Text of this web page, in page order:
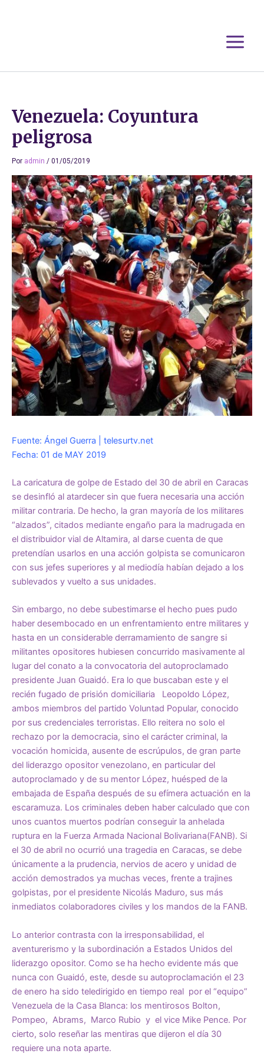
Venezuela: Coyuntura
peligrosa
Por admin / 01/05/2019
Fuente: Ángel Guerra | telesurtv.net
Fecha: 01 de MAY 2019
La caricatura de golpe de Estado del 30 de abril en Caracas
se desinfló al atardecer sin que fuera necesaria una acción
militar contraria. De hecho, la gran mayoría de los militares
“alzados”, citados mediante engaño para la madrugada en
el distribuidor vial de Altamira, al darse cuenta de que
pretendían usarlos en una acción golpista se comunicaron
con sus jefes superiores y al mediodía habían dejado a los
sublevados y vuelto a sus unidades.
Sin embargo, no debe subestimarse el hecho pues pudo
haber desembocado en un enfrentamiento entre militares y
hasta en un considerable derramamiento de sangre si
militantes opositores hubiesen concurrido masivamente al
lugar del conato a la convocatoria del autoproclamado
presidente Juan Guaidó. Era lo que buscaban este y el
recién fugado de prisión domiciliaria Leopoldo López,
ambos miembros del partido Voluntad Popular, conocido
por sus credenciales terroristas. Ello reitera no solo el
rechazo por la democracia, sino el carácter criminal, la
vocación homicida, ausente de escrúpulos, de gran parte
del liderazgo opositor venezolano, en particular del
autoproclamado y de su mentor López, huésped de la
embajada de España después de su efímera actuación en la
escaramuza. Los criminales deben haber calculado que con
unos cuantos muertos podrían conseguir la anhelada
ruptura en la Fuerza Armada Nacional Bolivariana(FANB). Si
el 30 de abril no ocurrió una tragedia en Caracas, se debe
únicamente a la prudencia, nervios de acero y unidad de
acción demostrados ya muchas veces, frente a trajines
golpistas, por el presidente Nicolás Maduro, sus más
inmediatos colaboradores civiles y los mandos de la FANB.
Lo anterior contrasta con la irresponsabilidad, el
aventurerismo y la subordinación a Estados Unidos del
liderazgo opositor. Como se ha hecho evidente más que
nunca con Guaidó, este, desde su autoproclamación el 23
de enero ha sido teledirigido en tiempo real por el “equipo”
Venezuela de la Casa Blanca: los mentirosos Bolton,
Pompeo, Abrams, Marco Rubio y el vice Mike Pence. Por
cierto, solo reseñar las mentiras que dijeron el día 30
requiere una nota aparte.